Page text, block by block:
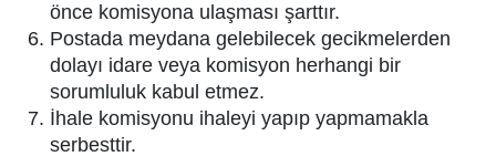
önce komisyona ulaşması şarttır.
Postada meydana gelebilecek gecikmelerden
dolayı idare veya komisyon herhangi bir
sorumluluk kabul etmez.
İhale komisyonu ihaleyi yapıp yapmamakla
serbesttir.